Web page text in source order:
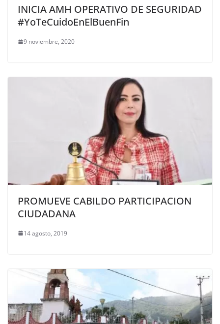
INICIA AMH OPERATIVO DE SEGURIDAD
#YoTeCuidoEnElBuenFin
9 noviembre, 2020
PROMUEVE CABILDO PARTICIPACION
CIUDADANA
14 agosto, 2019